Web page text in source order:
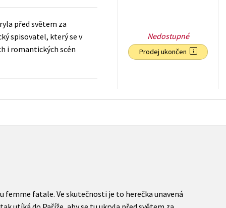
před světem za
spisovatel, který se v
i romantických scén
Nedostupné
Prodej ukončen
fatale. Ve skutečnosti je to herečka unavená